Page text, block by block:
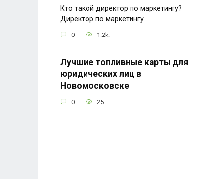
Кто такой директор по маркетингу?
Директор по маркетингу
0 1.2k.
Лучшие топливные карты для
юридических лиц в
Новомосковске
0 25